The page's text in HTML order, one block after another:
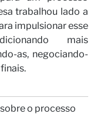
trabalhou lado a
impulsionar esse
mais
as, negociando-
o processo